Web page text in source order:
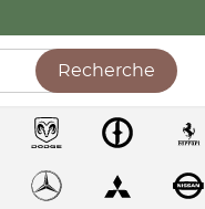
Recherche